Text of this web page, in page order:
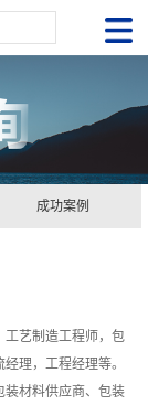
成功案例
工艺制造工程师，包
理，工程经理等。
装材料供应商、包装